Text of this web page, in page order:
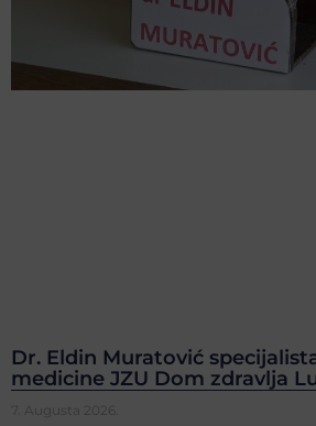
Dr. Eldin Muratović
medicine JZU Dom zdravlja
7. Augusta 2026.